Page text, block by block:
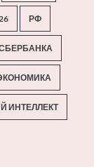
РФ
ИНТЕЛЛЕКТ